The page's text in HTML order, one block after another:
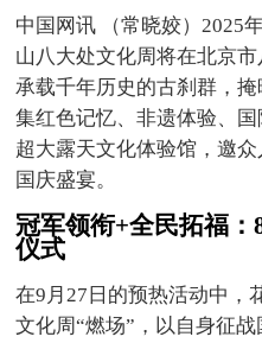
中国网讯 （常晓姣）2025
山八大处文化周将在北京
承载千年历史的古刹群，
集红色记忆、非遗体验、
超大露天文化体验馆，邀
国庆盛宴。
冠军领衔+全民拓福：
仪式
在9月27日的预热活动中，
文化周“燃场”，以自身征